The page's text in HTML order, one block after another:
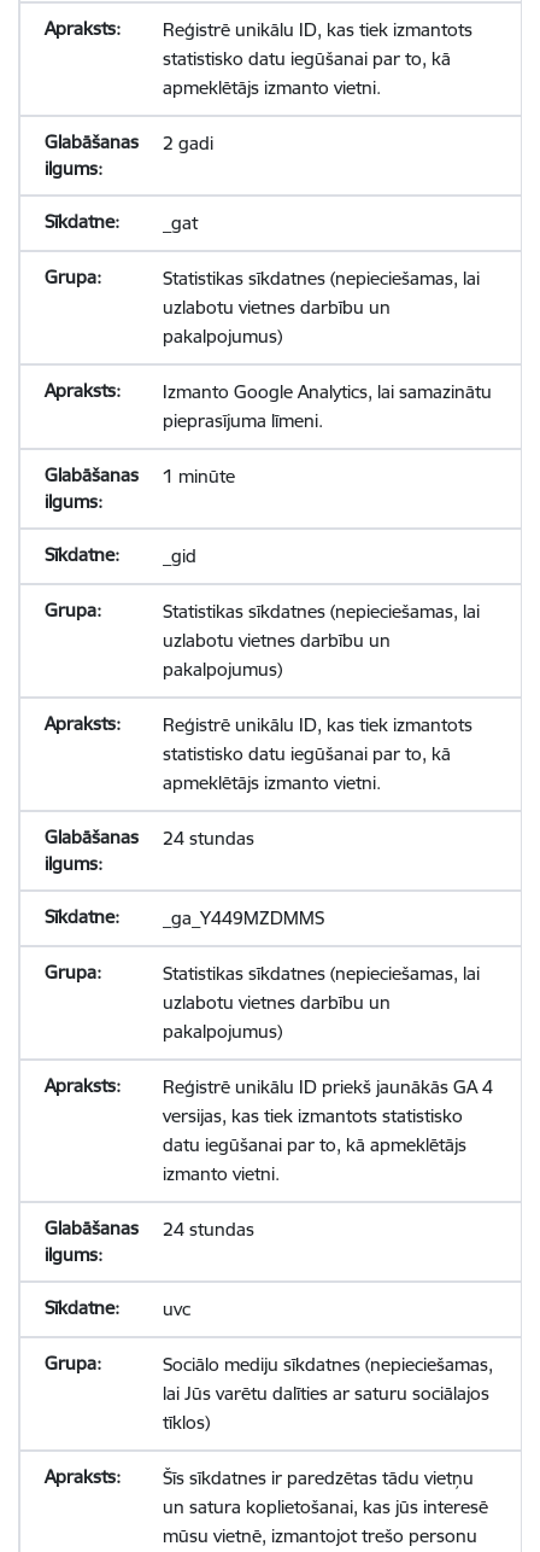
Reģistrē unikālu ID, kas tiek izmantots
statistisko datu iegūšanai par to, kā
apmeklētājs izmanto vietni.
2 gadi
_gat
Statistikas sīkdatnes (nepieciešamas, lai
uzlabotu vietnes darbību un
pakalpojumus)
Izmanto Google Analytics, lai samazinātu
pieprasījuma līmeni.
1 minūte
_gid
Statistikas sīkdatnes (nepieciešamas, lai
uzlabotu vietnes darbību un
pakalpojumus)
Reģistrē unikālu ID, kas tiek izmantots
statistisko datu iegūšanai par to, kā
apmeklētājs izmanto vietni.
24 stundas
_ga_Y449MZDMMS
Statistikas sīkdatnes (nepieciešamas, lai
uzlabotu vietnes darbību un
pakalpojumus)
Reģistrē unikālu ID priekš jaunākās GA 4
versijas, kas tiek izmantots statistisko
datu iegūšanai par to, kā apmeklētājs
izmanto vietni.
24 stundas
uvc
Sociālo mediju sīkdatnes (nepieciešamas,
lai Jūs varētu dalīties ar saturu sociālajos
tīklos)
Šīs sīkdatnes ir paredzētas tādu vietņu
un satura koplietošanai, kas jūs interesē
mūsu vietnē, izmantojot trešo personu